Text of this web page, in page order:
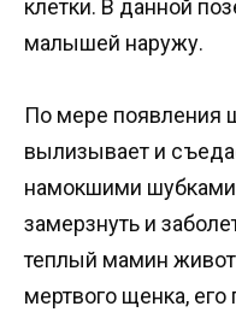
клетки. В данной
малышей наружу.
По мере появления
вылизывает и
намокшими
замерзнуть и
теплый мамин
мертвого щенка, его